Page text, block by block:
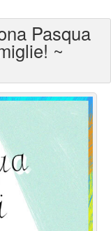
Pasqua
~